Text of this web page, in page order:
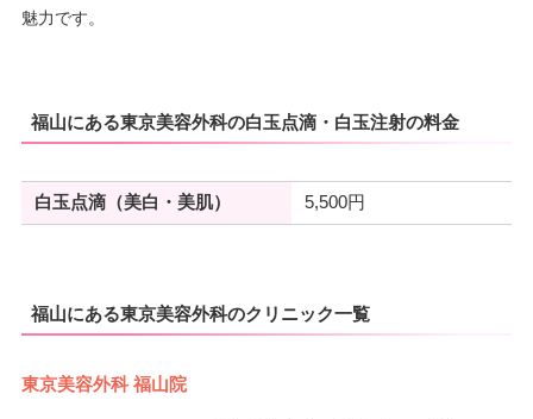
魅力です。
福山にある東京美容外科の白玉点滴・白玉注射の料金
白玉点滴（美白・美肌） 5,500円
福山にある東京美容外科のクリニック一覧
東京美容外科 福山院